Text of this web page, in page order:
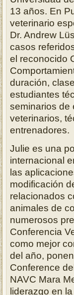
13 años. En
veterinario
Dr. Andrew
casos
el reconocido
duración,
estudiantes
seminarios de
veterinarios,
entrenadores.
Julie es una
internacional
las
modificación
relacionados
animales de
numerosos
Conferencia
como mejor
del año,
Conference
NAVC Mara
liderazgo en